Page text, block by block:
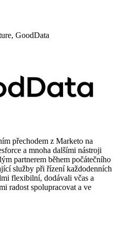
GoodData
přechodem z Marketo na
a mnoha dalšími nástroji
partnerem během počátečního
služby při řízení každodenních
flexibilní, dodávali včas a
radost spolupracovat a ve